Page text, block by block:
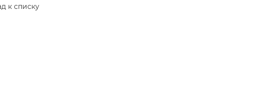
к списку